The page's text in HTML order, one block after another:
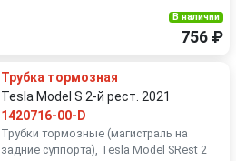
В наличии
756 ₽
Трубка тормозная
Tesla Model S 2-й рест. 2021
1420716-00-D
Трубки тормозные (магистраль на
задние суппорта), Tesla Model SRest 2